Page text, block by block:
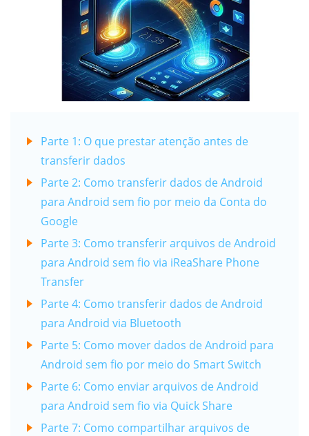
Parte 1: O que prestar atenção antes de
transferir dados
Parte 2: Como transferir dados de Android
para Android sem fio por meio da Conta do
Google
Parte 3: Como transferir arquivos de Android
para Android sem fio via iReaShare Phone
Transfer
Parte 4: Como transferir dados de Android
para Android via Bluetooth
Parte 5: Como mover dados de Android para
Android sem fio por meio do Smart Switch
Parte 6: Como enviar arquivos de Android
para Android sem fio via Quick Share
Parte 7: Como compartilhar arquivos de